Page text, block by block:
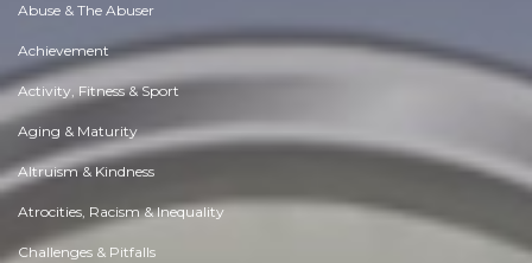
Abuse & The Abuser
Achievement
Activity, Fitness & Sport
Aging & Maturity
Altruism & Kindness
Atrocities, Racism & Inequality
Challenges & Pitfalls